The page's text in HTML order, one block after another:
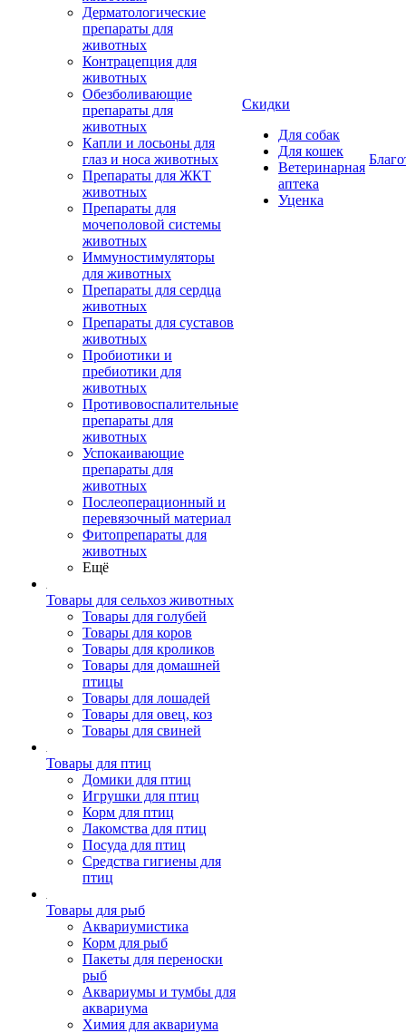
Дерматологические
препараты для
животных
Контрацепция для
животных
Обезболивающие
препараты для
животных
Капли и лосьоны для
глаз и носа животных
Препараты для ЖКТ
животных
Препараты для
мочеполовой системы
животных
Иммуностимуляторы
для животных
Препараты для сердца
животных
Препараты для суставов
животных
Пробиотики и
пребиотики для
животных
Противовоспалительные
препараты для
животных
Успокаивающие
препараты для
животных
Послеоперационный и
перевязочный материал
Фитопрепараты для
животных
Ещё
Товары для сельхоз животных
Товары для голубей
Товары для коров
Товары для кроликов
Товары для домашней
птицы
Товары для лошадей
Товары для овец, коз
Товары для свиней
Товары для птиц
Домики для птиц
Игрушки для птиц
Корм для птиц
Лакомства для птиц
Посуда для птиц
Средства гигиены для
птиц
Товары для рыб
Аквариумистика
Корм для рыб
Пакеты для переноски
рыб
Аквариумы и тумбы для
аквариума
Химия для аквариума
Скидки
Для собак
Для кошек
Ветеринарная
аптека
Уценка